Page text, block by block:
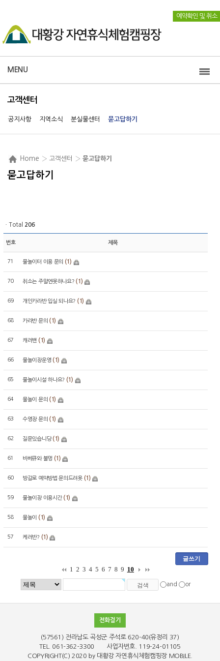
예약확인 및 취소
MENU
고객센터
공지사항 지역소식 분실물센터 묻고답하기
Home › 고객센터 › 묻고답하기
묻고답하기
ㆍTotal 206
번호 제목
71 물놀이터 이용 문의 (1)
70 취소는 주말엔못하나요? (1)
69 개인카라반 입실 되나요? (1)
68 카라반 문의 (1)
67 캐러밴 (1)
66 물놀이장운영 (1)
65 물놀이시설 하나요? (1)
64 물놀이 문의 (1)
63 수영장 문의 (1)
62 질문있습니당 (1)
61 바베큐와 불멍 (1)
60 방갈로 예약방법 문의드려욧 (1)
59 물놀이장 이용시간 (1)
58 물놀이 (1)
57 케러반? (1)
글쓰기
1 2 3 4 5 6 7 8 9 10
and or
전화걸기
(57561) 전라남도 곡성군 주석로 620-40(유정리 37)
TEL. 061-362-3300 사업자번호. 119-24-01105
COPYRIGHT(C) 2020 by 대황강 자연휴식체험캠핑장MOBILE.